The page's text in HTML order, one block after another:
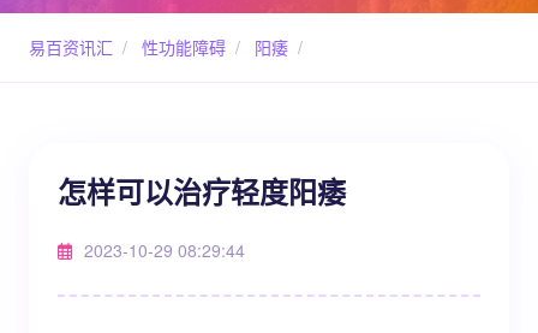
易百资讯汇 / 性功能障碍 / 阳痿 /
怎样可以治疗轻度阳痿
2023-10-29 08:29:44